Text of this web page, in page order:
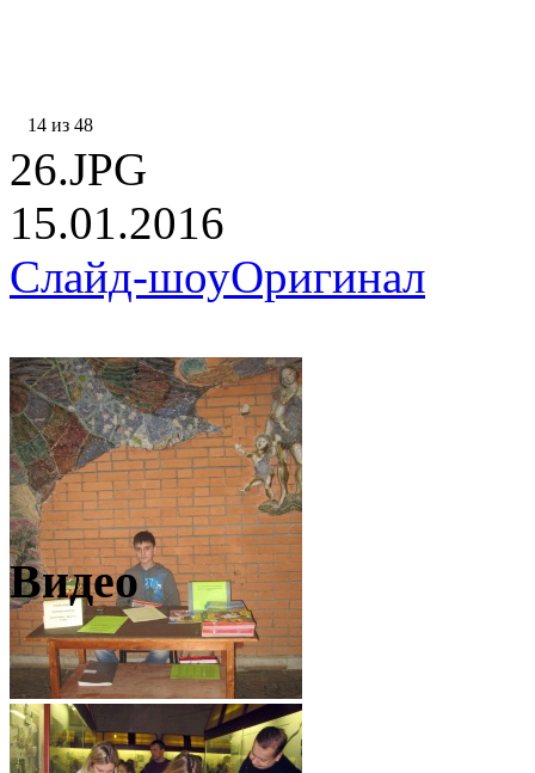
14 из 48
26.JPG
15.01.2016
Слайд-шоуОригинал
Видео